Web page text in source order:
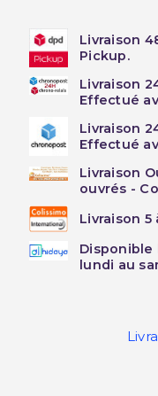
Livraison
Pickup.
Livraison
Effectué
Livraison
Effectué
Livraison
ouvrés -
Livraison 5
Disponible
lundi au